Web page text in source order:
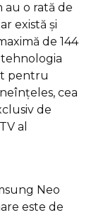
au o rată de
există și
de 144
pentru
cea
de
al
Neo
este de